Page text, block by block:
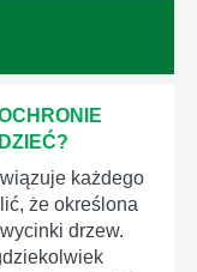
każdego
że określona
drzew.